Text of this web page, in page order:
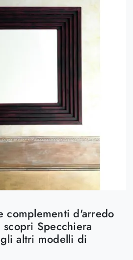
complementi d'arredo
Specchiera
altri modelli di